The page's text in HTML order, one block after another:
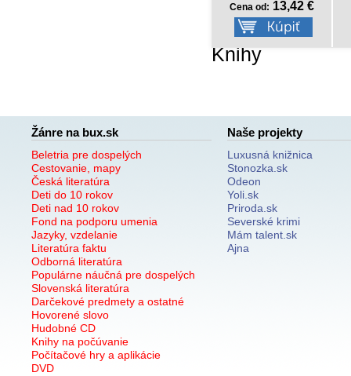
Cena od: 13,42 €
Knihy
Žánre na bux.sk
Beletria pre dospelých
Cestovanie, mapy
Česká literatúra
Deti do 10 rokov
Deti nad 10 rokov
Fond na podporu umenia
Jazyky, vzdelanie
Literatúra faktu
Odborná literatúra
Populárne náučná pre dospelých
Slovenská literatúra
Darčekové predmety a ostatné
Hovorené slovo
Hudobné CD
Knihy na počúvanie
Počítačové hry a aplikácie
DVD
Naše projekty
Luxusná knižnica
Stonozka.sk
Odeon
Yoli.sk
Priroda.sk
Severské krimi
Mám talent.sk
Ajna